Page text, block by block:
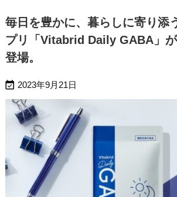
毎日を豊かに、暮らしに寄り添
プリ「Vitabrid Daily GABA」
登場。
 2023年9月21日